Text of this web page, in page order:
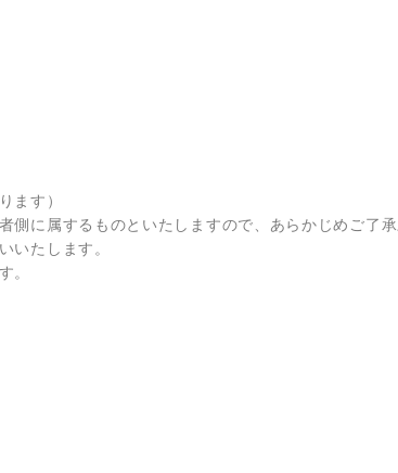
ます）
側に属するものといたしますので、あらかじめご了
いたします。
。